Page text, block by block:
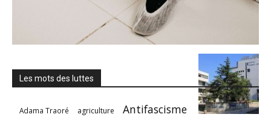
Les mots des luttes
Adama Traoré agriculture Antifascisme